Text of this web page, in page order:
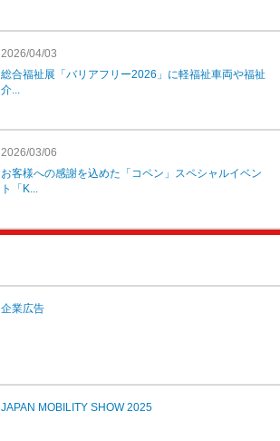
2026/04/03
総合福祉展「バリアフリー2026」に軽福祉車両や福祉
介...
2026/03/06
お客様への感謝を込めた「コペン」スペシャルイベン
ト「K...
企業広告
JAPAN MOBILITY SHOW 2025